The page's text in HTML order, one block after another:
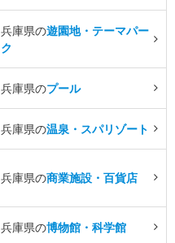
兵庫県の遊園地・テーマパー
ク
兵庫県のプール
兵庫県の温泉・スパリゾート
兵庫県の商業施設・百貨店
兵庫県の博物館・科学館